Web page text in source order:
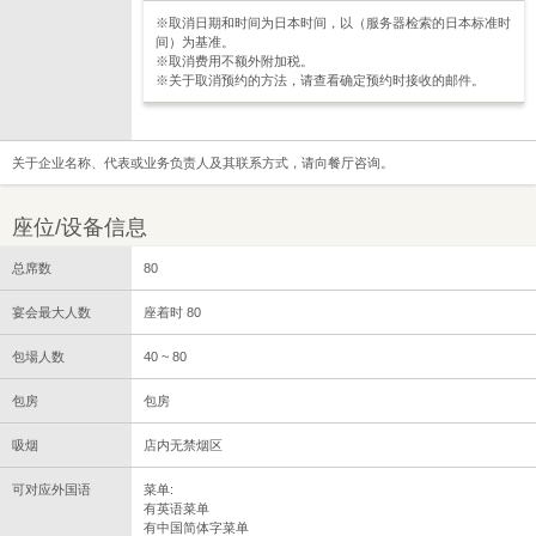
※取消日期和时间为日本时间，以（服务器检索的日本标准时
间）为基准。
※取消费用不额外附加税。
※关于取消预约的方法，请查看确定预约时接收的邮件。
关于企业名称、代表或业务负责人及其联系方式，请向餐厅咨询。
座位/设备信息
总席数 80
宴会最大人数 座着时 80
包場人数 40 ~ 80
包房 包房
吸烟 店内无禁烟区
可对应外国语
菜单:
有英语菜单
有中国简体字菜单